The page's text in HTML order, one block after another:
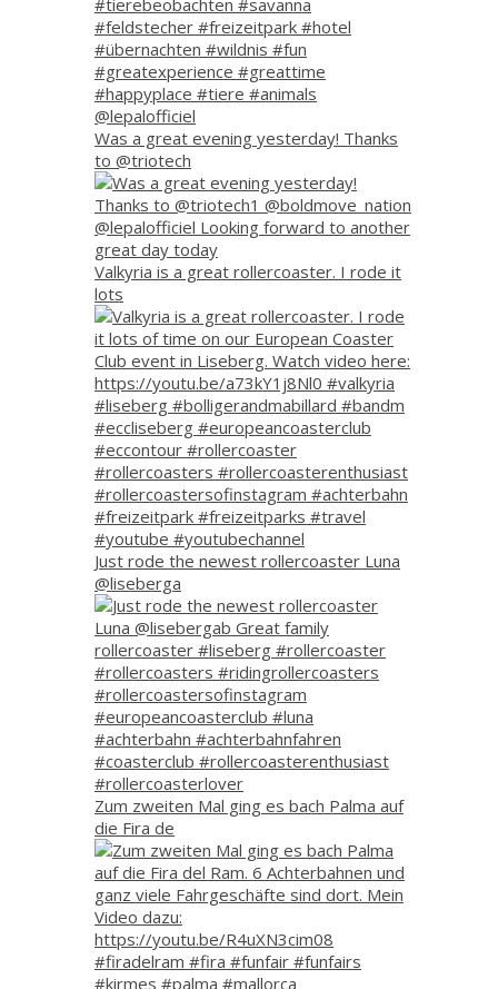
Was a great evening yesterday! Thanks
to @triotech
Valkyria is a great rollercoaster. I rode it
lots
Just rode the newest rollercoaster Luna
@liseberga
Zum zweiten Mal ging es bach Palma auf
die Fira de